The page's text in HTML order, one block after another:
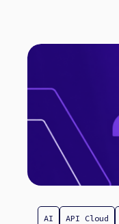
AI API Cloud